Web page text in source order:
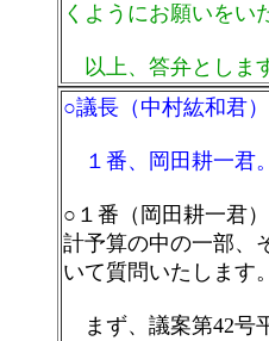
くようにお願いをい
以上、答弁としま
○議長（中村紘和君
１番、岡田耕一君。
○１番（岡田耕一君
計予算の中の一部、
いて質問いたします。
まず、議案第42号